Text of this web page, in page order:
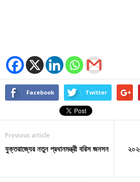
Facebook Twitter
Previous article
যুক্তরাজ্যের নতুন প্রধানমন্ত্রী বরিস জনসন